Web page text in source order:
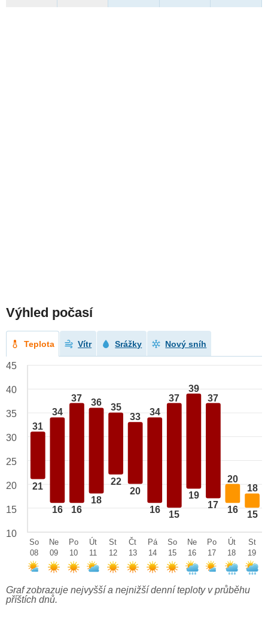
Výhled počasí
Teplota Vítr Srážky Nový sníh
31
21
34
16
37
16
36
18
35
22
33
20
34
16
37
15
39
19
37
17
20
16
18
15
45
40
35
30
25
20
15
10
So
08
Ne
09
Po
10
Út
11
St
12
Čt
13
Pá
14
So
15
Ne
16
Po
17
Út
18
St
19
Graf zobrazuje nejvyšší a nejnižší denní teploty v průběhu
příštích dnů.